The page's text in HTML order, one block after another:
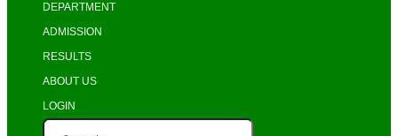
DEPARTMENT
ADMISSION
RESULTS
ABOUT US
LOGIN